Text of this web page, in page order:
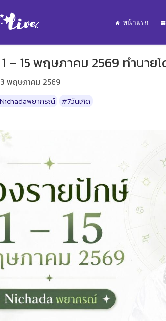
หน้าแรก
– 15 พฤษภาคม 2569 ทำนา
พฤษภาคม 2569
พยากรณ์ #7วันเกิด